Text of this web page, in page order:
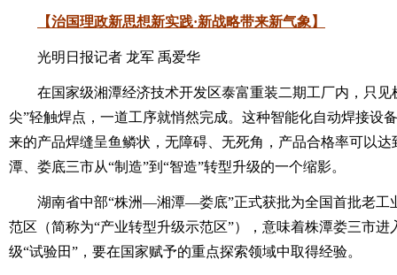
【治国理政新思想新实践·新战略带来新气象】
光明日报记者 龙军 禹爱华
在国家级湘潭经济技术开发区泰富重装二期工厂内，只见
尖”轻触焊点，一道工序就悄然完成。这种智能化自动焊接设
来的产品焊缝呈鱼鳞状，无障碍、无死角，产品合格率可以达
潭、娄底三市从“制造”到“智造”转型升级的一个缩影。
湖南省中部“株洲—湘潭—娄底”正式获批为全国首批老工
范区（简称为“产业转型升级示范区”），意味着株潭娄三市
级“试验田”，要在国家赋予的重点探索领域中取得经验。